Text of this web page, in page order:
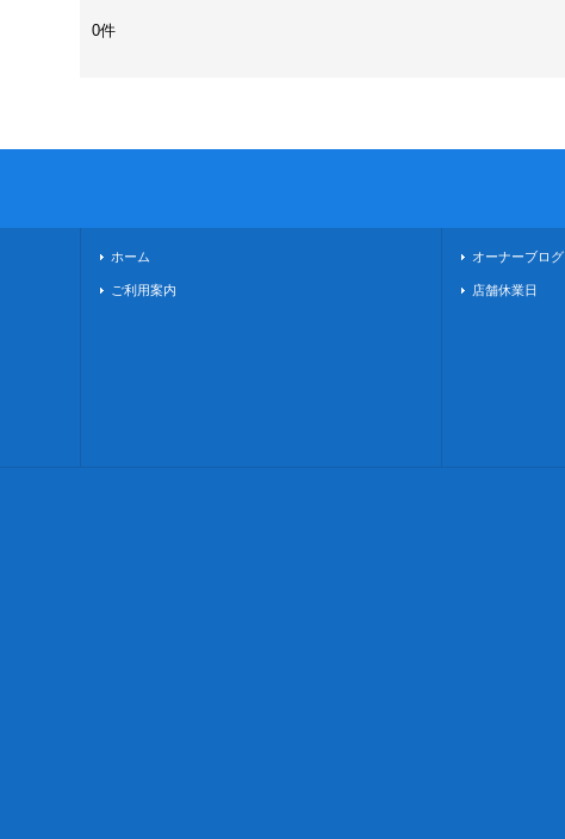
0件
ホーム
ご利用案内
オーナーブログ
店舗休業日